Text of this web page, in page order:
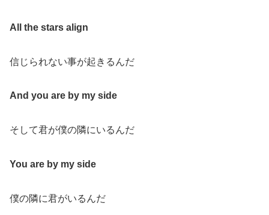
All the stars align
信じられない事が起きるんだ
And you are by my side
そして君が僕の隣にいるんだ
You are by my side
僕の隣に君がいるんだ